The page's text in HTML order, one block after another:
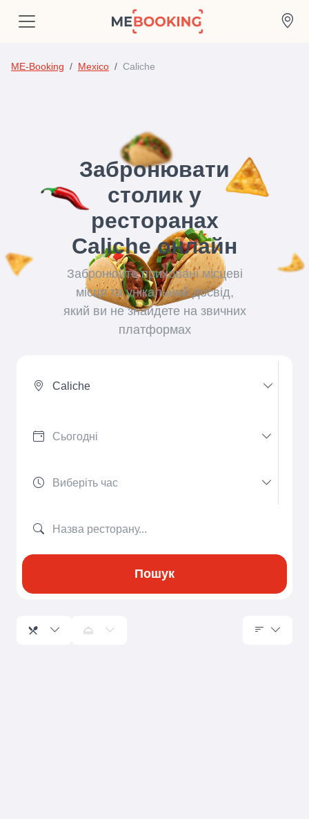
ME-Booking Mexico Caliche
Забронювати
столик у
ресторанах
Caliche онлайн
Забронюйте приховані місцеві
місця та унікальний досвід,
який ви не знайдете на звичних
платформах
Caliche
Пошук